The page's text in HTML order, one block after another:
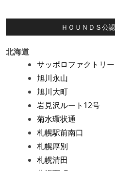
ＨＯＵＮＤＳ公
北海道
サッポロファクトリー
旭川永山
旭川大町
岩見沢ルート12号
菊水環状通
札幌駅前南口
札幌厚別
札幌清田